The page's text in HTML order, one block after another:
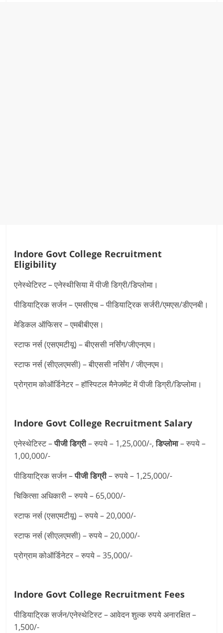
Indore Govt College Recruitment
Eligibility
एनेस्थेटिस्ट – एनेस्थीसिया में पीजी डिग्री/डिप्लोमा।
पीडियाट्रिक सर्जन – एमसीएच – पीडियाट्रिक सर्जरी/एमएस/डीएनबी।
मेडिकल ऑफिसर – एमबीबीएस।
स्टाफ नर्स (एसएमटीयू) – बीएससी नर्सिंग/जीएनएम।
स्टाफ नर्स (सीएलएमसी) – बीएससी नर्सिंग / जीएनएम।
प्रोग्राम कोऑर्डिनेटर – हॉस्पिटल मैनेजमेंट में पीजी डिग्री/डिप्लोमा।
Indore Govt College Recruitment Salary
एनेस्थेटिस्ट –पीजी डिग्री– रुपये – 1,25,000/-,डिप्लोमा– रुपये –
1,00,000/-
पीडियाट्रिक सर्जन –पीजी डिग्री– रुपये – 1,25,000/-
चिकित्सा अधिकारी – रुपये – 65,000/-
स्टाफ नर्स (एसएमटीयू) – रुपये – 20,000/-
स्टाफ नर्स (सीएलएमसी) – रुपये – 20,000/-
प्रोग्राम कोऑर्डिनेटर – रुपये – 35,000/-
Indore Govt College Recruitment Fees
पीडियाट्रिक सर्जन/एनेस्थेटिस्ट – आवेदन शुल्क रुपये अनारक्षित –
1,500/-